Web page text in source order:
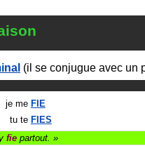
(il se conjugue avec un
je me FIE
tu te FIES
fiepartout. »